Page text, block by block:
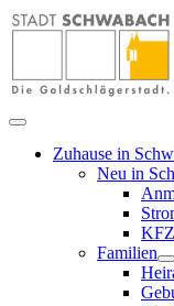
Zuhause in
Neu in
Familien